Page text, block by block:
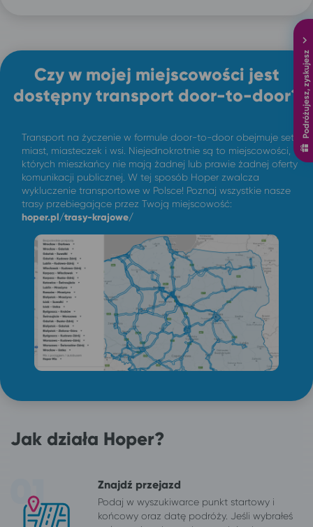
Podróżujesz, zyskujesz
Czy w mojej miejscowości jest
dostępny transport door-to-door?
Transport na życzenie w formule door-to-door obejmuje setki
miast, miasteczek i wsi. Niejednokrotnie są to miejscowości,
których mieszkańcy nie mają żadnej lub prawie żadnej oferty
komunikacji publicznej. W tej sposób Hoper zwalcza
wykluczenie transportowe w Polsce! Poznaj wszystkie nasze
trasy przebiegające przez Twoją miejscowość:
hoper.pl/trasy-krajowe/
Jak działa Hoper?
Znajdź przejazd
Podaj w wyszukiwarce punkt startowy i
końcowy oraz datę podróży. Jeśli wybrałeś